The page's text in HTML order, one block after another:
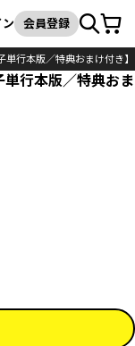
検索
会員登録カート
行本版／特典おまけ付き】
行本版／特典おま